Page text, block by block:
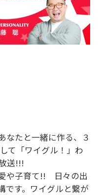
なたと一緒に作る、３
て「ワイグル！」わ
送!!!
や子育て!! 日々の出
です。ワイグルと繋が